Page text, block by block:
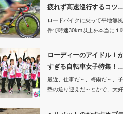
疲れず高速巡行するコツ…
ロードバイクに乗って平地無
件で時速30km以上を本当に１
ローディーのアイドル！
すぎる自転車女子特集！…
最近、仕事だ～、梅雨だ～、
塾の送り迎えだ～とかで、大